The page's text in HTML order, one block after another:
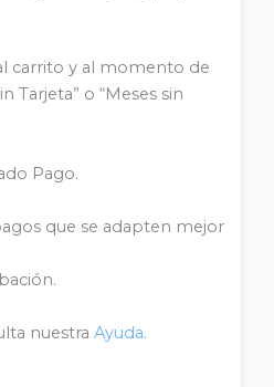
carrito y al momento de
Tarjeta” o “Meses sin
Pago.
que se adapten mejor
nuestra Ayuda.